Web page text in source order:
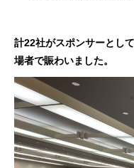
計22社がスポンサーとし
場者で賑わいました。